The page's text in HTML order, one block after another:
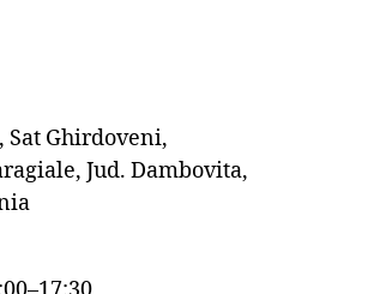
Sat Ghirdoveni,
Jud. Dambovita,